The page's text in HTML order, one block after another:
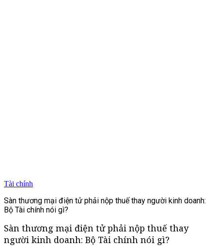
Tài chính
Sàn thương mại điện tử phải nộp thuế thay người kinh doanh:
Bộ Tài chính nói gì?
Sàn thương mại điện tử phải nộp thuế thay
người kinh doanh: Bộ Tài chính nói gì?